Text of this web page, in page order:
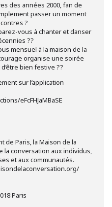
des années 2000, fan de
passer un moment
?
vous à chanter et danser
??
mensuel à la maison de la
organise une soirée
bien festive ??
sur l’application
eFcFHJaMBaSE
de Paris, la Maison de la
la conversation aux individus,
et aux communautés.
Paris